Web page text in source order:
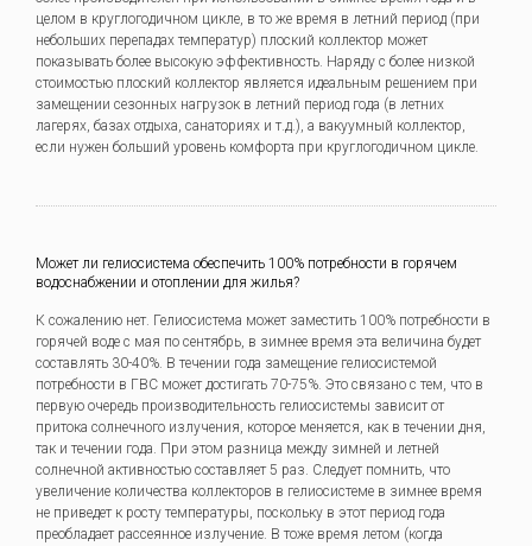
целом в круглогодичном цикле, в то же время в летний период (при
небольших перепадах температур) плоский коллектор может
показывать более высокую эффективность. Наряду с более низкой
стоимостью плоский коллектор является идеальным решением при
замещении сезонных нагрузок в летний период года (в летних
лагерях, базах отдыха, санаториях и т.д.), а вакуумный коллектор,
если нужен больший уровень комфорта при круглогодичном цикле.
Может ли гелиосистема обеспечить 100% потребности в горячем
водоснабжении и отоплении для жилья?
К сожалению нет. Гелиосистема может заместить 100% потребности в
горячей воде с мая по сентябрь, в зимнее время эта величина будет
составлять 30-40%. В течении года замещение гелиосистемой
потребности в ГВС может достигать 70-75%. Это связано с тем, что в
первую очередь производительность гелиосистемы зависит от
притока солнечного излучения, которое меняется, как в течении дня,
так и течении года. При этом разница между зимней и летней
солнечной активностью составляет 5 раз. Следует помнить, что
увеличение количества коллекторов в гелиосистеме в зимнее время
не приведет к росту температуры, поскольку в этот период года
преобладает рассеянное излучение. В тоже время летом (когда